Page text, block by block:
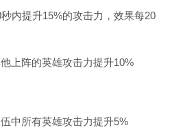
内提升15%的攻击力，效果每20
上阵的英雄攻击力提升10%
中所有英雄攻击力提升5%